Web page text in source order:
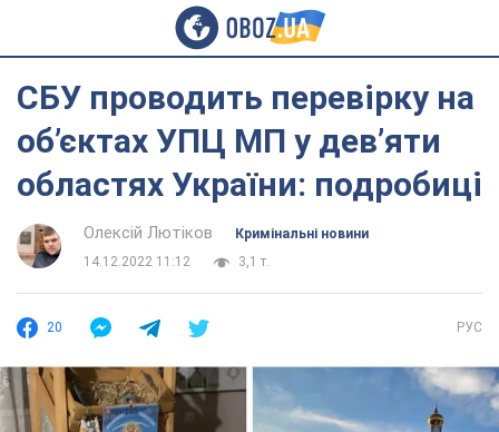
СБУ проводить перевірку на
об’єктах УПЦ МП у дев’яти
областях України: подробиці
Олексій Лютіков
Кримінальні новини
14.12.2022 11:12
3,1 т.
20 РУС